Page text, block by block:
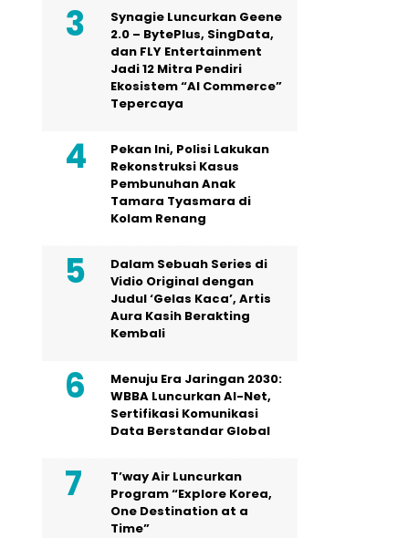
Synagie Luncurkan Geene
2.0 – BytePlus, SingData,
dan FLY Entertainment
Jadi 12 Mitra Pendiri
Ekosistem “AI Commerce”
Tepercaya
Pekan Ini, Polisi Lakukan
Rekonstruksi Kasus
Pembunuhan Anak
Tamara Tyasmara di
Kolam Renang
Dalam Sebuah Series di
Vidio Original dengan
Judul ‘Gelas Kaca’, Artis
Aura Kasih Berakting
Kembali
Menuju Era Jaringan 2030:
WBBA Luncurkan AI-Net,
Sertifikasi Komunikasi
Data Berstandar Global
T’way Air Luncurkan
Program “Explore Korea,
One Destination at a
Time”